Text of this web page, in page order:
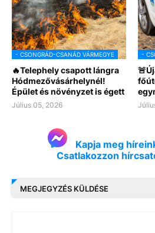
- CSONGRÁD-CSANÁD VÁRMEGYE
🔥Telephely csapott lángra
Hódmezővásárhelynél!
Épület és növényzet is égett
Július 05, 2026
-
Kapja meg
Csatlakozzon
MEGJEGYZÉS KÜLDÉSE